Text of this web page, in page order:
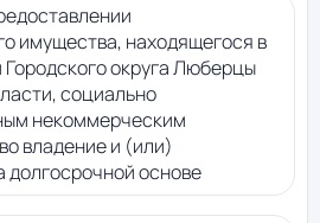
имущества, находящегося в
округа Люберцы
социально
некоммерческим
владение и (или)
долгосрочной основе